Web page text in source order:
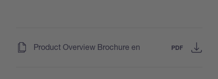
Product Overview Brochure en PDF